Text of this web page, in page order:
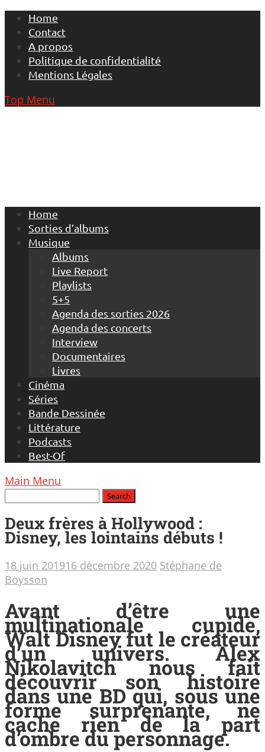
Skip
content
Home
Contact
A propos
Politique de confidentialité
Mentions Légales
Top Menu
Home
Sorties d’albums
Musique
Albums
Live Report
Playlists
5+5
Agenda des sorties 2026
Agenda des concerts
Interview
Documentaires
Livres
Cinéma
Séries
Bande Dessinée
Littérature
Podcasts
Best-Of
Main Menu
Deux frères à Hollywood :
Disney, les lointains débuts !
18 juin 201916 décembre 2020 Stéphane de
Boysson
Avant d’être une
multinationale cupide,
Walt Disney fut le créateur
d’un univers. Alex
Nikolavitch nous fait
découvrir son histoire
dans une BD qui, sous une
forme surprenante, ne
cache rien de la part
d’ombre du personnage.